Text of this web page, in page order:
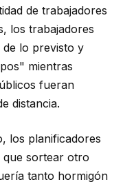
de trabajadores
los trabajadores
de lo previsto y
mientras
fueran
distancia.
los planificadores
sortear otro
tanto hormigón